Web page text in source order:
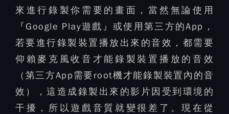
來進行錄製你需要的畫面，當然無論使用
『Google Play遊戲』或使用第三方的App，
若要進行錄製裝置播放出來的音效，都需要
仰賴麥克風收音才能錄製裝置播放的音效
（第三方App需要root機才能錄製裝置內的音
效），這造成錄製出來的影片因受到環境的
干擾，所以遊戲音質就變很差了。現在從